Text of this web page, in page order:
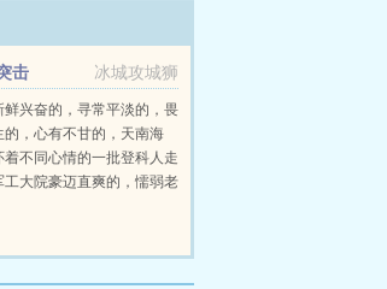
冰城攻城狮
击
鲜兴奋的，寻常平淡的，畏
的，心有不甘的，天南海
着不同心情的一批登科人走
工大院豪迈直爽的，懦弱老
着，深入了解着按部就班